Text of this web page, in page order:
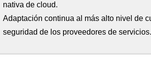
nativa de cloud.
Adaptación continua al más alto nivel de
seguridad de los proveedores de servicios.